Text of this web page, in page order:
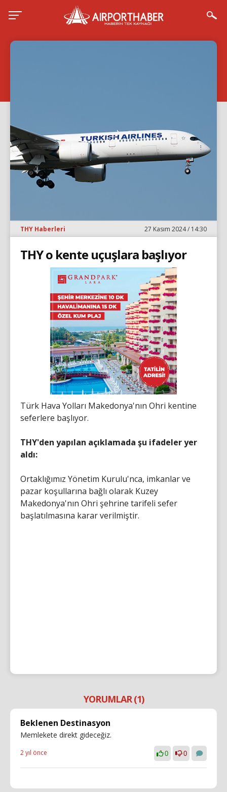
THY Haberleri 27 Kasım 2024 / 14:30
THY o kente uçuşlara başlıyor
Türk Hava Yolları Makedonya'nın Ohri kentine
seferlere başlıyor.
THY'den yapılan açıklamada şu ifadeler yer
aldı:
Ortaklığımız Yönetim Kurulu'nca, imkanlar ve
pazar koşullarına bağlı olarak Kuzey
Makedonya'nın Ohri şehrine tarifeli sefer
başlatılmasına karar verilmiştir.
YORUMLAR (1)
Beklenen Destinasyon
Memlekete direkt gideceğiz.
2 yıl önce 0 0